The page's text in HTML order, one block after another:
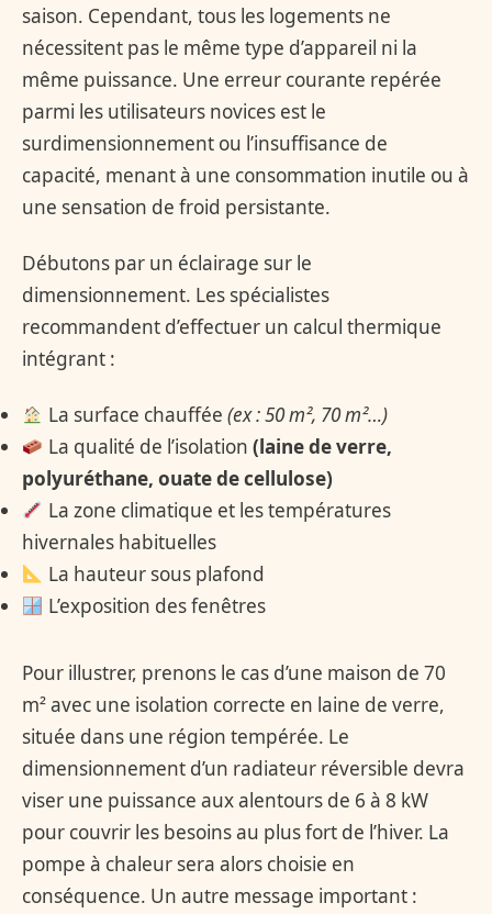
saison. Cependant, tous les logements ne
nécessitent pas le même type d’appareil ni la
même puissance. Une erreur courante repérée
parmi les utilisateurs novices est le
surdimensionnement ou l’insuffisance de
capacité, menant à une consommation inutile ou à
une sensation de froid persistante.
Débutons par un éclairage sur le
dimensionnement. Les spécialistes
recommandent d’effectuer un calcul thermique
intégrant :
La surface chauffée (ex : 50 m², 70 m²…)
La qualité de l’isolation (laine de verre,
polyuréthane, ouate de cellulose)
La zone climatique et les températures
hivernales habituelles
La hauteur sous plafond
L’exposition des fenêtres
Pour illustrer, prenons le cas d’une maison de 70
m² avec une isolation correcte en laine de verre,
située dans une région tempérée. Le
dimensionnement d’un radiateur réversible devra
viser une puissance aux alentours de 6 à 8 kW
pour couvrir les besoins au plus fort de l’hiver. La
pompe à chaleur sera alors choisie en
conséquence. Un autre message important :